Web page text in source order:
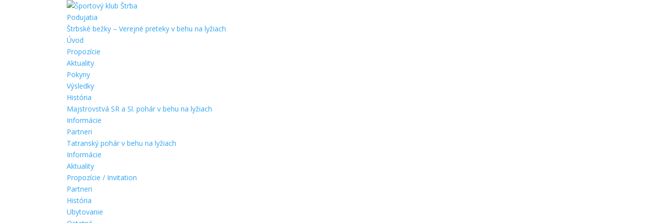
Podujatia
Štrbské bežky – Verejné preteky v behu na lyžiach
Úvod
Propozície
Aktuality
Pokyny
Výsledky
História
Majstrovstvá SR a Sl. pohár v behu na lyžiach
Informácie
Partneri
Tatranský pohár v behu na lyžiach
Informácie
Aktuality
Propozície / Invitation
Partneri
História
Ubytovanie